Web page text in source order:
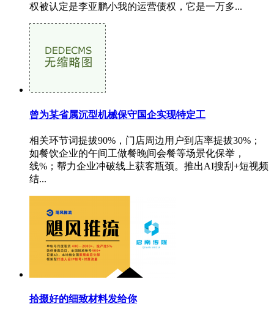
权被认定是李亚鹏小我的运营债权，它是一万多...
曾为某省属沉型机械保守国企实现特定工
相关环节词提拔90%，门店周边用户到店率提拔30%；
如餐饮企业的午间工做餐晚间会餐等场景化保举，
线%；帮力企业冲破线上获客瓶颈。推出AI搜刮+短视频
结...
拾掇好的细致材料发给你